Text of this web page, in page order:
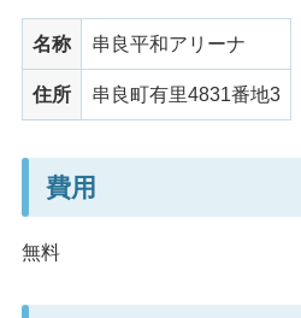
名称 串良平和アリーナ
住所 串良町有里4831番地3
費用
無料